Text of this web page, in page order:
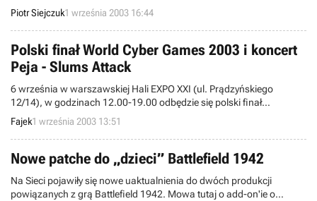
dniu dzisiejszym na łamach rzeczonej strony pojawiły się informacje
o pierwszym budynku Elfów – „Ratuszu”. Omawiany tytuł jest
strategią czasu rzeczywistego osadzoną w realiach fantasy, w której
występują także elementy RPG. W naszej ojczyźnie produkt ten
pojawi się dzięki firmie CD Projekt w grudniu bieżącego roku.
Piotr Siejczuk1 września 2003 16:44
Polski finał World Cyber Games 2003 i koncert
Peja - Slums Attack
6 września w warszawskiej Hali EXPO XXI (ul. Prądzyńskiego
12/14), w godzinach 12.00-19.00 odbędzie się polski finał
międzynarodowych mistrzostw w grach komputerowych World
Cyber Games 2003, organizowanych już po raz trzeci przez
Samsung Electronics Polska. Finaliści wyłonieni podczas polskich
eliminacji, wyjadą na światowe finały do Korei Południowej, gdzie
będą walczyć o tytuł najlepszego gracza i nagrody o łącznej wartości
400.000$.
Fajek1 września 2003 13:51
Nowe patche do „dzieci” Battlefield 1942
Na Sieci pojawiły się nowe uaktualnienia do dwóch produkcji
powiązanych z grą Battlefield 1942. Mowa tutaj o add-on'ie o